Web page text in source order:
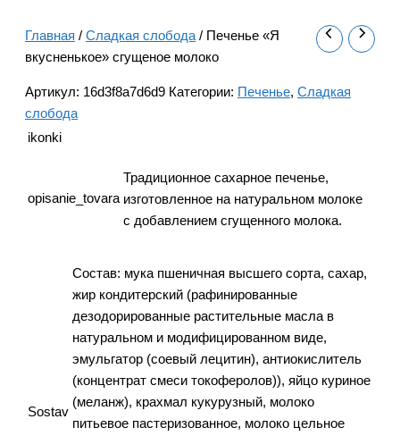
Главная / Сладкая слобода/ Печенье «Я
вкусненькое» сгущеное молоко
Артикул: 16d3f8a7d6d9 Категории: Печенье, Сладкая
слобода
ikonki
opisanie_tovara
Традиционное сахарное печенье,
изготовленное на натуральном молоке
с добавлением сгущенного молока.
Sostav
Состав: мука пшеничная высшего сорта, сахар,
жир кондитерский (рафинированные
дезодорированные растительные масла в
натуральном и модифицированном виде,
эмульгатор (соевый лецитин), антиокислитель
(концентрат смеси токоферолов)), яйцо куриное
(меланж), крахмал кукурузный, молоко
питьевое пастеризованное, молоко цельное